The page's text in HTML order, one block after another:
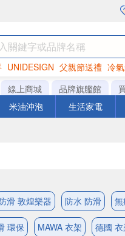
UNIDESIGN 父親節送禮 冷
罐頭 海苔 洋芋片
線上商城 品牌旗艦館
米油沖泡 生活家電
滑 敦煌樂器 防水 防滑
環保 MAWA 衣架 德國 衣